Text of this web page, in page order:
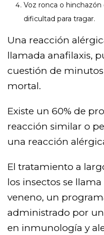
Voz ronca o
dificultad para tragar.
Una reacción
llamada anafilaxis,
cuestión de
mortal.
Existe un 60% de
reacción similar o
una reacción
El tratamiento a
los insectos se llama
veneno, un
administrado por
en inmunología y